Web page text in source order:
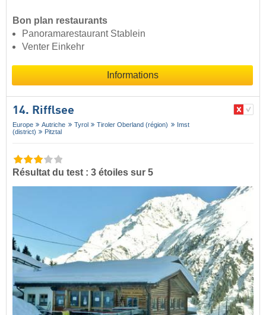
Bon plan restaurants
Panoramarestaurant Stablein
Venter Einkehr
Informations
14. Rifflsee
Europe Autriche Tyrol Tiroler Oberland (région)
Imst
(district)
Pitztal
Résultat du test : 3 étoiles sur 5